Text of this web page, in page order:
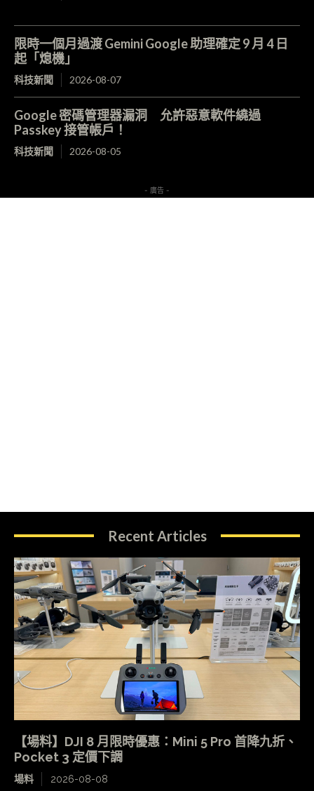
限時一個月過渡 Gemini Google 助理確定 9 月 4 日
起「熄機」
科技新聞 2026-08-07
Google 密碼管理器漏洞 允許惡意軟件繞過
Passkey 接管帳戶！
科技新聞 2026-08-05
- 廣告 -
Recent Articles
【場料】DJI 8 月限時優惠：Mini 5 Pro 首降九折、
Pocket 3 定價下調
場料 2026-08-08